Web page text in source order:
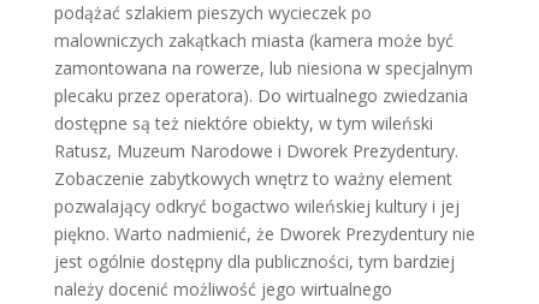
podążać szlakiem pieszych wycieczek po
malowniczych zakątkach miasta (kamera może być
zamontowana na rowerze, lub niesiona w specjalnym
plecaku przez operatora). Do wirtualnego zwiedzania
dostępne są też niektóre obiekty, w tym wileński
Ratusz, Muzeum Narodowe i Dworek Prezydentury.
Zobaczenie zabytkowych wnętrz to ważny element
pozwalający odkryć bogactwo wileńskiej kultury i jej
piękno. Warto nadmienić, że Dworek Prezydentury nie
jest ogólnie dostępny dla publiczności, tym bardziej
należy docenić możliwość jego wirtualnego